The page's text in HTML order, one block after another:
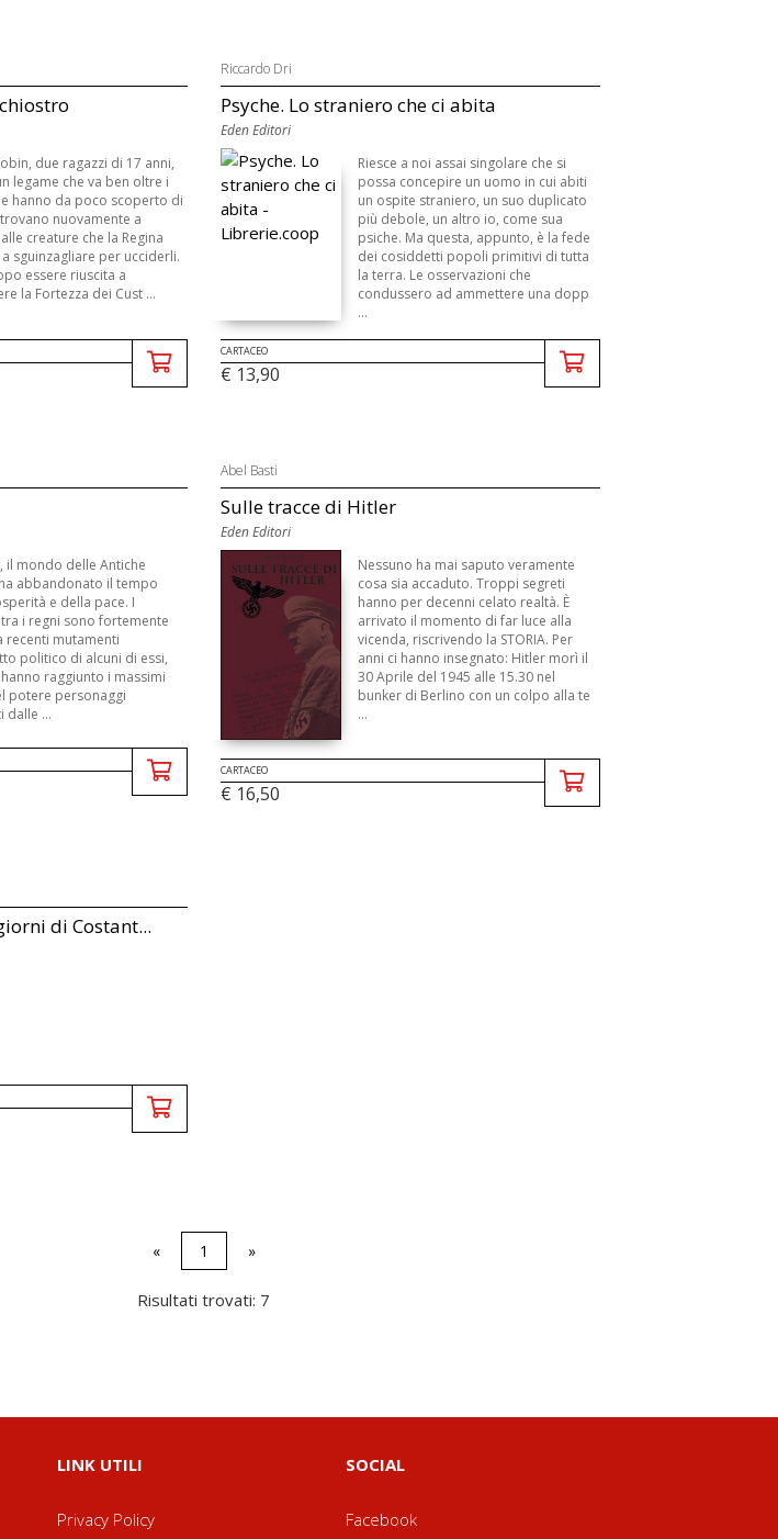
due ragazzi di 17 anni,
legame che va ben oltre i
hanno da poco scoperto di
nuovamente a
creature che la Regina
sguinzagliare per ucciderli.
essere riuscita a
la Fortezza dei Cust ...
Riccardo Dri
Psyche. Lo straniero che ci abita
Eden Editori
Riesce a noi assai singolare che si
possa concepire un uomo in cui abiti
un ospite straniero, un suo duplicato
più debole, un altro io, come sua
psiche. Ma questa, appunto, è la fede
dei cosiddetti popoli primitivi di tutta
la terra. Le osservazioni che
condussero ad ammettere una dopp
...
CARTACEO
€ 13,90
il mondo delle Antiche
abbandonato il tempo
e della pace. I
i regni sono fortemente
recenti mutamenti
politico di alcuni di essi,
raggiunto i massimi
potere personaggi
dalle ...
Abel Basti
Sulle tracce di Hitler
Eden Editori
Nessuno ha mai saputo veramente
cosa sia accaduto. Troppi segreti
hanno per decenni celato realtà. È
arrivato il momento di far luce alla
vicenda, riscrivendo la STORIA. Per
anni ci hanno insegnato: Hitler morì il
30 Aprile del 1945 alle 15.30 nel
bunker di Berlino con un colpo alla te
...
CARTACEO
€ 16,50
di Costant...
« 1 »
Risultati trovati: 7
LINK UTILI
Privacy Policy
SOCIAL
Facebook